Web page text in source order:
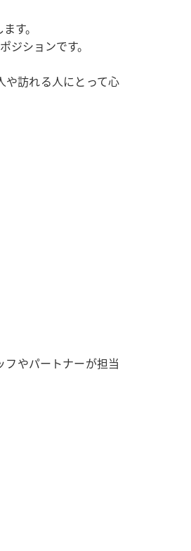
す。
ションです。
や訪れる人にとって心
やパートナーが担当